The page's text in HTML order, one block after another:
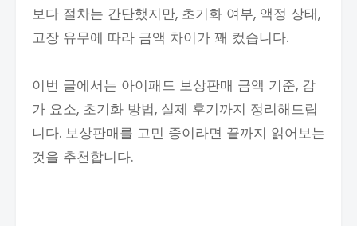
보다 절차는 간단했지만, 초기화 여부, 액정 상태,
고장 유무에 따라 금액 차이가 꽤 컸습니다.
이번 글에서는 아이패드 보상판매 금액 기준, 감
가 요소, 초기화 방법, 실제 후기까지 정리해드립
니다. 보상판매를 고민 중이라면 끝까지 읽어보는
것을 추천합니다.